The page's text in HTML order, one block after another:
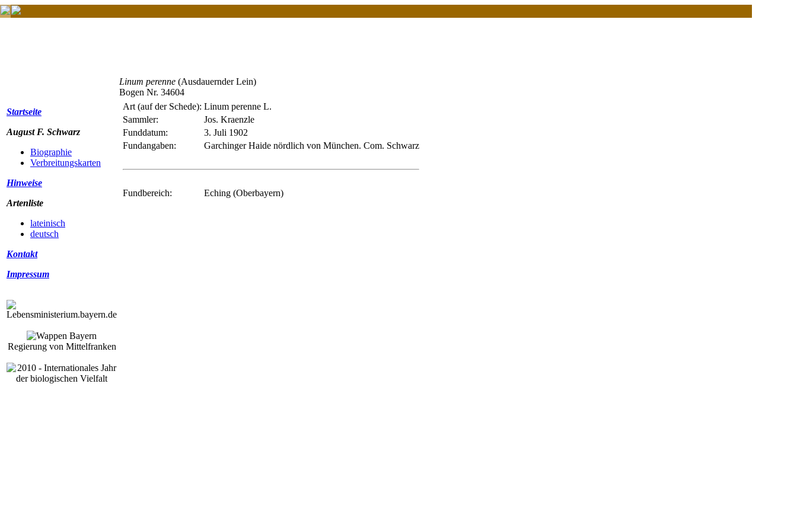
Startseite
August F. Schwarz
Biographie
Verbreitungskarten
Hinweise
Artenliste
lateinisch
deutsch
Kontakt
Impressum
Regierung von Mittelfranken
Linum perenne (Ausdauernder Lein)
Bogen Nr. 34604
Art (auf der Schede): Linum perenne L.
Sammler:
Jos. Kraenzle
Funddatum:
3. Juli 1902
Fundangaben:
Garchinger Haide nördlich von München. Com. Schwarz
Fundbereich: Eching (Oberbayern)